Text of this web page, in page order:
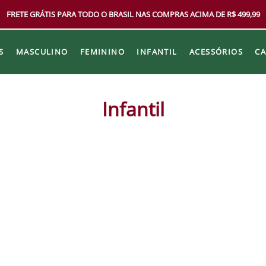
FRETE GRÁTIS PARA TODO O BRASIL NAS COMPRAS ACIMA DE R$ 499,99
MASCULINO FEMININO INFANTIL ACESSÓRIOS
Infantil